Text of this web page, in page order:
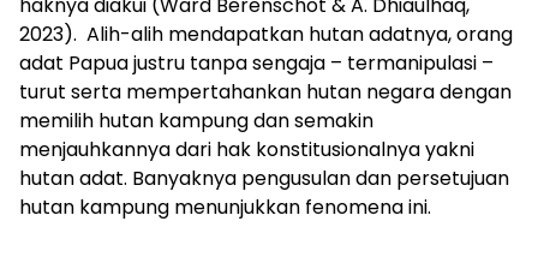
haknya diakui (Ward Berenschot & A. Dhiaulhaq,
2023). Alih-alih mendapatkan hutan adatnya, orang
adat Papua justru tanpa sengaja – termanipulasi –
turut serta mempertahankan hutan negara dengan
memilih hutan kampung dan semakin
menjauhkannya dari hak konstitusionalnya yakni
hutan adat. Banyaknya pengusulan dan persetujuan
hutan kampung menunjukkan fenomena ini.